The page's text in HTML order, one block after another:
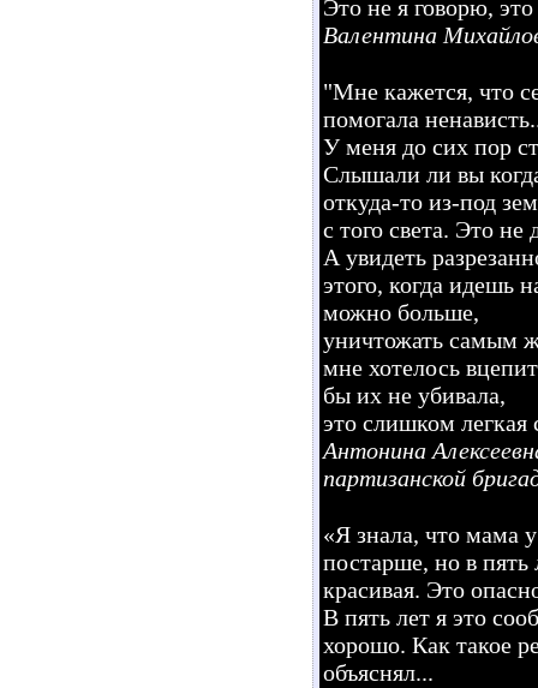
Это не я говорю,
Валентина
"Мне кажется, что
помогала
У меня до сих пор
Слышали ли вы
откуда-то из-под
с того света. Это не
А увидеть
этого, когда идешь
можно больше,
уничтожать самым
мне хотелось
бы их не убивала,
это слишком
Антонина
партизанской
«Я знала, что мама
постарше, но в пять
красивая. Это
В пять лет я это
хорошо. Как такое
объяснял...